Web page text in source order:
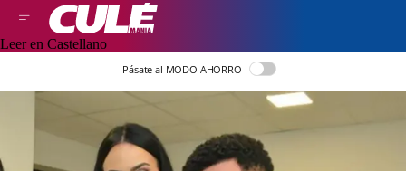
Leer en Castellano
Pásate al MODO AHORRO